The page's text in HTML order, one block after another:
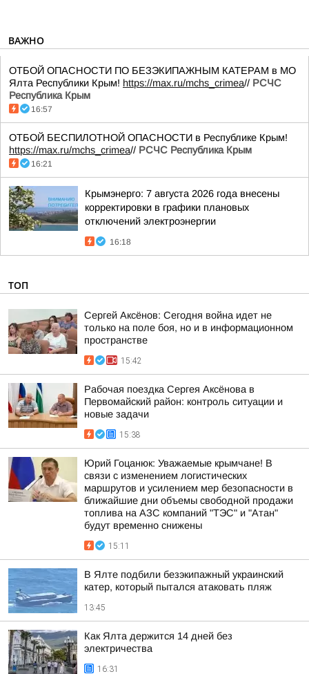
ВАЖНО
ОТБОЙ ОПАСНОСТИ ПО БЕЗЭКИПАЖНЫМ КАТЕРАМ в МО
Ялта Республики Крым! https://max.ru/mchs_crimea// РСЧС
Республика Крым
16:57
ОТБОЙ БЕСПИЛОТНОЙ ОПАСНОСТИ в Республике Крым!
https://max.ru/mchs_crimea// РСЧС Республика Крым
16:21
Крымэнерго: 7 августа 2026 года внесены
корректировки в графики плановых
отключений электроэнергии
16:18
ТОП
Сергей Аксёнов: Сегодня война идет не
только на поле боя, но и в информационном
пространстве
15:42
Рабочая поездка Сергея Аксёнова в
Первомайский район: контроль ситуации и
новые задачи
15:38
Юрий Гоцанюк: Уважаемые крымчане! В
связи с изменением логистических
маршрутов и усилением мер безопасности в
ближайшие дни объемы свободной продажи
топлива на АЗС компаний "ТЭС" и "Атан"
будут временно снижены
15:11
В Ялте подбили безэкипажный украинский
катер, который пытался атаковать пляж
13:45
Как Ялта держится 14 дней без
электричества
16:31